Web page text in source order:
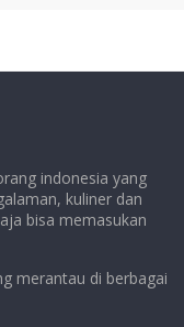
indonesia yang
kuliner dan
bisa memasukan
merantau di berbagai